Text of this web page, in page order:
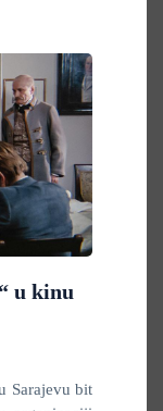
u kinu
Sarajevu bit